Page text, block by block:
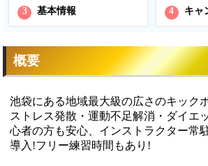
3 基本情報 4 キャ
概要
池袋にある地域最大級の広さのキック
ストレス発散・運動不足解消・ダイエ
心者の方も安心、インストラクター常
導入!フリー練習時間もあり!